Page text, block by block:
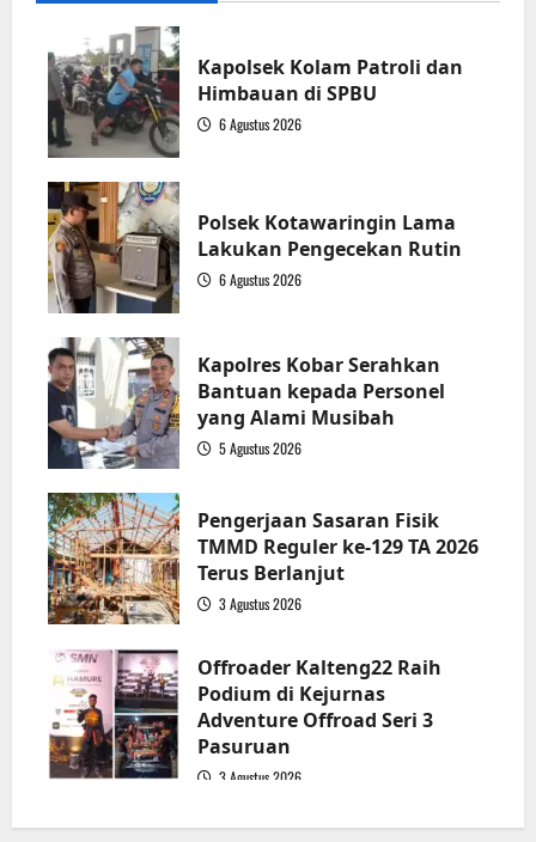
Kapolsek Kolam Patroli dan
Himbauan di SPBU
6 Agustus 2026
Polsek Kotawaringin Lama
Lakukan Pengecekan Rutin
6 Agustus 2026
Kapolres Kobar Serahkan
Bantuan kepada Personel
yang Alami Musibah
5 Agustus 2026
Pengerjaan Sasaran Fisik
TMMD Reguler ke-129 TA 2026
Terus Berlanjut
3 Agustus 2026
Offroader Kalteng22 Raih
Podium di Kejurnas
Adventure Offroad Seri 3
Pasuruan
3 Agustus 2026